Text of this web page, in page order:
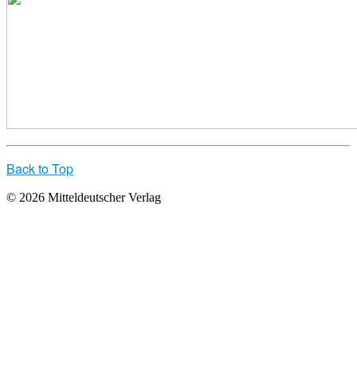
Back to Top
© 2026 Mitteldeutscher Verlag